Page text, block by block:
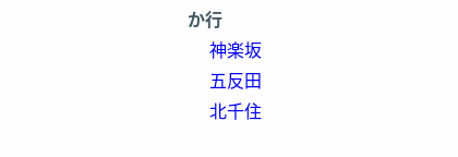
Lyubovi(リュボーヴィ)上野・御徒町店
ターニングポイント 新宿店
か行
神楽坂
五反田
北千住